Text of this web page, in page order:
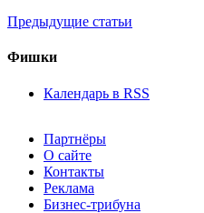
Предыдущие статьи
Фишки
Календарь в RSS
Партнёры
О сайте
Контакты
Реклама
Бизнес-трибуна